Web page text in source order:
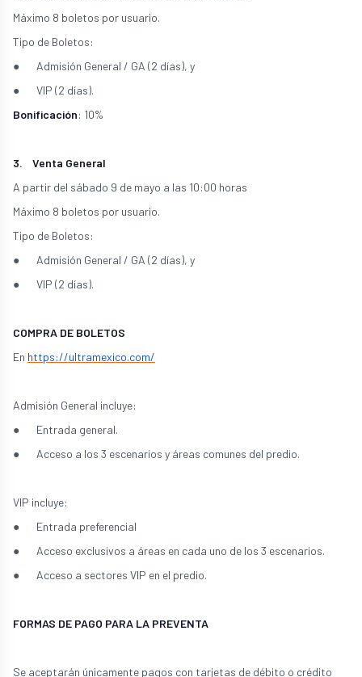
Máximo 8 boletos por usuario.
Tipo de Boletos:
● Admisión General / GA (2 días), y
● VIP (2 días).
Bonificación: 10%
3. Venta General
A partir del sábado 9 de mayo a las 10:00 horas
Máximo 8 boletos por usuario.
Tipo de Boletos:
● Admisión General / GA (2 días), y
● VIP (2 días).
COMPRA DE BOLETOS
En https://ultramexico.com/
Admisión General incluye:
● Entrada general.
● Acceso a los 3 escenarios y áreas comunes del predio.
VIP incluye:
● Entrada preferencial
● Acceso exclusivos a áreas en cada uno de los 3 escenarios.
● Acceso a sectores VIP en el predio.
FORMAS DE PAGO PARA LA PREVENTA
Se aceptarán únicamente pagos con tarjetas de débito o crédito